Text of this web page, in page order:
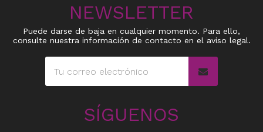
NEWSLETTER
Puede darse de baja en cualquier momento. Para ello,
consulte nuestra información de contacto en el aviso legal.
SÍGUENOS